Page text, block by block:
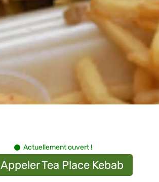
Actuellement ouvert !
Appeler Tea Place Kebab